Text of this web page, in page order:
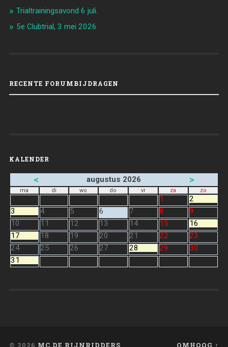
Trialtrainingsavond 6 juli.
5e Clubtrial, 3 mei 2026
RECENTE FORUMBIJDRAGEN
KALENDER
< augustus 2026 >
ma di wo do vr za zo
1
2
3
4 5 6 7 8
9
10
11 12 13 14 15
16
17
18 19 20 21 22
23
24
25 26 27 28 29
30
31
© 2026 MC DE RIJNRIDDERS OMHOOG ↑